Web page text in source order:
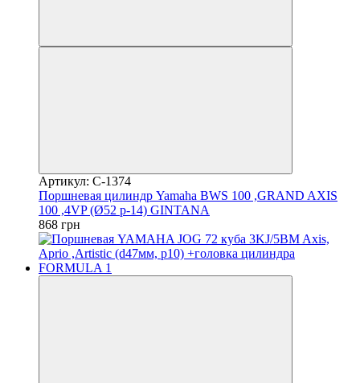
Артикул: C-1374
Поршневая цилиндр Yamaha BWS 100 ,GRAND AXIS
100 ,4VP (Ø52 p-14) GINTANA
868 грн